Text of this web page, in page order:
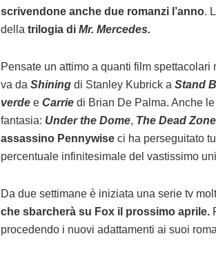
scrivendone anche due romanzi l’anno.
della trilogia di Mr. Mercedes.
Pensate un attimo a quanti film
va da Shining di Stanley Kubrick a Stand
verde e Carrie di Brian De Palma. Anche
fantasia: Under the Dome, The Dead Zone
assassino Pennywise ci ha perseguitato
percentuale infinitesimale del vastissimo
Da due settimane è iniziata una serie tv
che sbarcherà su Fox il prossimo aprile.
procedendo i nuovi adattamenti ai suoi